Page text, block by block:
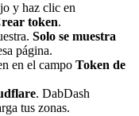
y haz clic en
token.
Solo se muestra
página.
en el campo Token de
. DabDash
tus zonas.